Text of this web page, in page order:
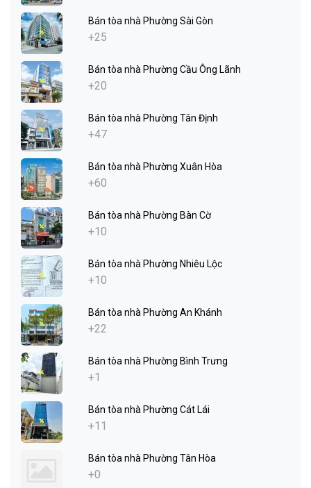
Bán tòa nhà Phường Sài Gòn
+25
Bán tòa nhà Phường Cầu Ông Lãnh
+20
Bán tòa nhà Phường Tân Định
+47
Bán tòa nhà Phường Xuân Hòa
+60
Bán tòa nhà Phường Bàn Cờ
+10
Bán tòa nhà Phường Nhiêu Lộc
+10
Bán tòa nhà Phường An Khánh
+22
Bán tòa nhà Phường Bình Trưng
+1
Bán tòa nhà Phường Cát Lái
+11
Bán tòa nhà Phường Tân Hòa
+0